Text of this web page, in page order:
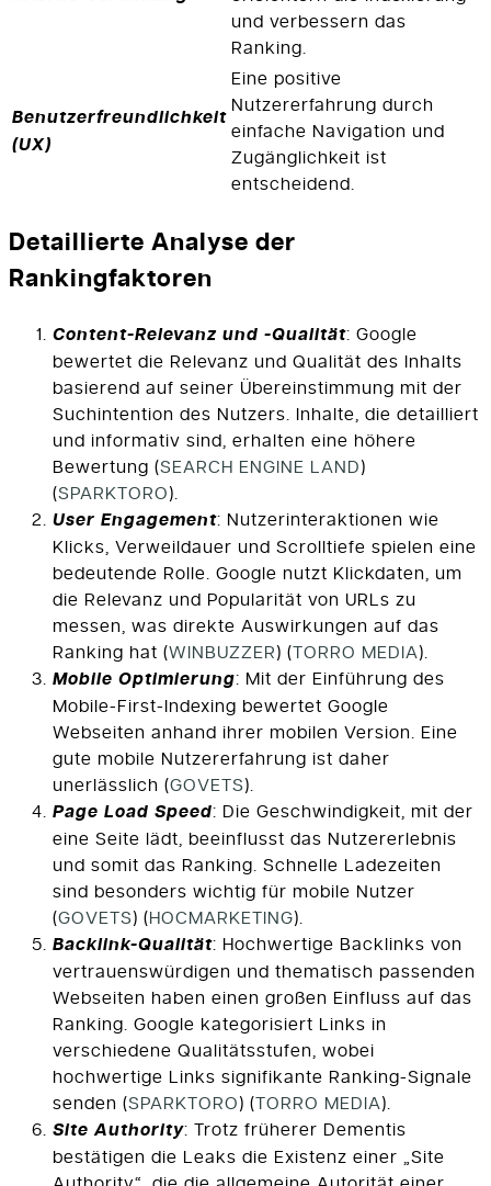
und verbessern das
Ranking.
Benutzerfreundlichkeit
(UX)
Eine positive
Nutzererfahrung durch
einfache Navigation und
Zugänglichkeit ist
entscheidend.
Detaillierte Analyse der
Rankingfaktoren
Content-Relevanz und -Qualität: Google
bewertet die Relevanz und Qualität des Inhalts
basierend auf seiner Übereinstimmung mit der
Suchintention des Nutzers. Inhalte, die detailliert
und informativ sind, erhalten eine höhere
Bewertung​ (SEARCH ENGINE LAND)
(SPARKTORO)​.
User Engagement: Nutzerinteraktionen wie
Klicks, Verweildauer und Scrolltiefe spielen eine
bedeutende Rolle. Google nutzt Klickdaten, um
die Relevanz und Popularität von URLs zu
messen, was direkte Auswirkungen auf das
Ranking hat​ (WINBUZZER) (TORRO MEDIA)​.
Mobile Optimierung: Mit der Einführung des
Mobile-First-Indexing bewertet Google
Webseiten anhand ihrer mobilen Version. Eine
gute mobile Nutzererfahrung ist daher
unerlässlich​ (GOVETS)​.
Page Load Speed: Die Geschwindigkeit, mit der
eine Seite lädt, beeinflusst das Nutzererlebnis
und somit das Ranking. Schnelle Ladezeiten
sind besonders wichtig für mobile Nutzer​
(GOVETS) (HOCMARKETING)​.
Backlink-Qualität: Hochwertige Backlinks von
vertrauenswürdigen und thematisch passenden
Webseiten haben einen großen Einfluss auf das
Ranking. Google kategorisiert Links in
verschiedene Qualitätsstufen, wobei
hochwertige Links signifikante Ranking-Signale
senden​ (SPARKTORO) (TORRO MEDIA)​.
Site Authority: Trotz früherer Dementis
bestätigen die Leaks die Existenz einer „Site